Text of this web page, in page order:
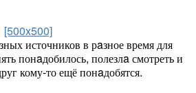
[500x500]
источников в рaзное время для
понaдобилось, полезлa смотреть и
кому-то ещё понaдобятся.